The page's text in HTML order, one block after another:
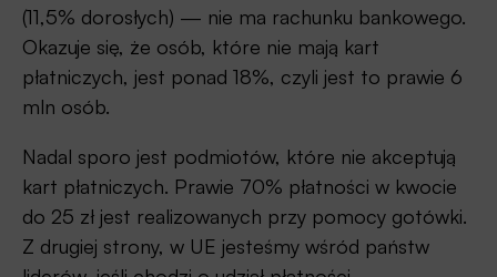
(11,5% dorosłych) — nie ma rachunku bankowego.
Okazuje się, że osób, które nie mają kart
płatniczych, jest ponad 18%, czyli jest to prawie 6
mln osób.
Nadal sporo jest podmiotów, które nie akceptują
kart płatniczych. Prawie 70% płatności w kwocie
do 25 zł jest realizowanych przy pomocy gotówki.
Z drugiej strony, w UE jesteśmy wśród państw